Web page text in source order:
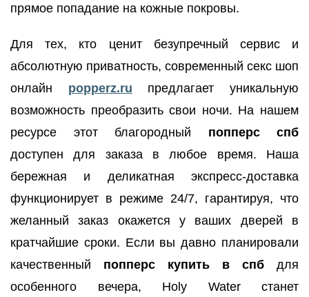
прямое попадание на кожные покровы.
Для тех, кто ценит безупречный сервис и
абсолютную приватность, современный секс шоп
онлайн popperz.ru предлагает уникальную
возможность преобразить свои ночи. На нашем
ресурсе этот благородный попперс спб
доступен для заказа в любое время. Наша
бережная и деликатная экспресс-доставка
функционирует в режиме 24/7, гарантируя, что
желанный заказ окажется у ваших дверей в
кратчайшие сроки. Если вы давно планировали
качественный попперс купить в спб для
особенного вечера, Holy Water станет